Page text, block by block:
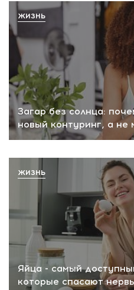
Загар без солнца:
новый контуринг, а не
ЖИЗНЬ
Яйца - самый
которые спасают
ЖИЗНЬ